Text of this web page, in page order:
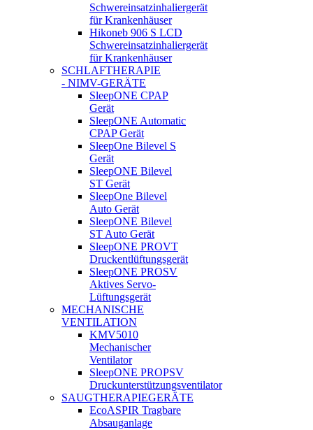
Schwereinsatzinhaliergerät
für Krankenhäuser
Hikoneb 906 S LCD
Schwereinsatzinhaliergerät
für Krankenhäuser
SCHLAFTHERAPIE
- NIMV-GERÄTE
SleepONE CPAP
Gerät
SleepONE Automatic
CPAP Gerät
SleepOne Bilevel S
Gerät
SleepONE Bilevel
ST Gerät
SleepOne Bilevel
Auto Gerät
SleepONE Bilevel
ST Auto Gerät
SleepONE PROVT
Druckentlüftungsgerät
SleepONE PROSV
Aktives Servo-
Lüftungsgerät
MECHANISCHE
VENTILATION
KMV5010
Mechanischer
Ventilator
SleepONE PROPSV
Druckunterstützungsventilator
SAUGTHERAPIEGERÄTE
EcoASPIR Tragbare
Absauganlage